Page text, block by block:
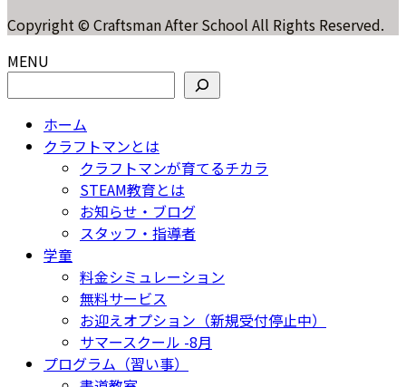
Copyright © Craftsman After School All Rights Reserved.
MENU
ホーム
クラフトマンとは
クラフトマンが育てるチカラ
STEAM教育とは
お知らせ・ブログ
スタッフ・指導者
学童
料金シミュレーション
無料サービス
お迎えオプション（新規受付停止中）
サマースクール -8月
プログラム（習い事）